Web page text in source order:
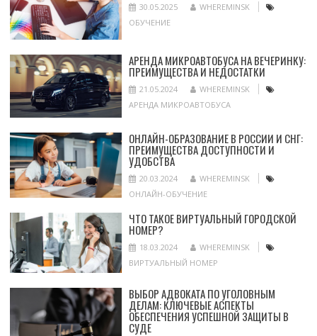
30.05.2025
WHEREMINSK
ОБУЧЕНИЕ
АРЕНДА МИКРОАВТОБУСА НА ВЕЧЕРИНКУ:
ПРЕИМУЩЕСТВА И НЕДОСТАТКИ
21.05.2024
WHEREMINSK
АРЕНДА МИКРОАВТОБУСА
ОНЛАЙН-ОБРАЗОВАНИЕ В РОССИИ И СНГ:
ПРЕИМУЩЕСТВА ДОСТУПНОСТИ И
УДОБСТВА
20.03.2024
WHEREMINSK
ОНЛАЙН-ОБУЧЕНИЕ
ЧТО ТАКОЕ ВИРТУАЛЬНЫЙ ГОРОДСКОЙ
НОМЕР?
18.03.2024
WHEREMINSK
ВИРТУАЛЬНЫЙ НОМЕР
ВЫБОР АДВОКАТА ПО УГОЛОВНЫМ
ДЕЛАМ: КЛЮЧЕВЫЕ АСПЕКТЫ
ОБЕСПЕЧЕНИЯ УСПЕШНОЙ ЗАЩИТЫ В
СУДЕ